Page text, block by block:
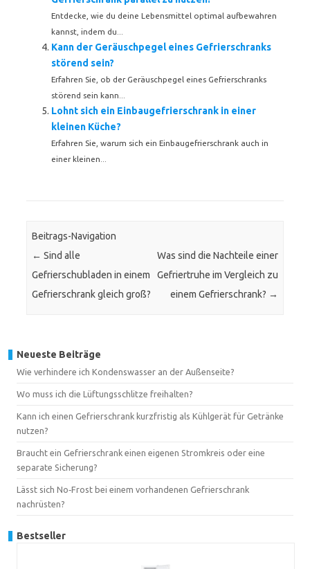
Entdecke, wie du deine Lebensmittel optimal aufbewahren
kannst, indem du...
Kann der Geräuschpegel eines Gefrierschranks
störend sein?
Erfahren Sie, ob der Geräuschpegel eines Gefrierschranks
störend sein kann...
Lohnt sich ein Einbaugefrierschrank in einer
kleinen Küche?
Erfahren Sie, warum sich ein Einbaugefrierschrank auch in
einer kleinen...
Beitrags-Navigation
← Sind alle
Gefrierschubladen in einem
Gefrierschrank gleich groß?
Was sind die Nachteile einer
Gefriertruhe im Vergleich zu
einem Gefrierschrank? →
Neueste Beiträge
Wie verhindere ich Kondenswasser an der Außenseite?
Wo muss ich die Lüftungsschlitze freihalten?
Kann ich einen Gefrierschrank kurzfristig als Kühlgerät für Getränke
nutzen?
Braucht ein Gefrierschrank einen eigenen Stromkreis oder eine
separate Sicherung?
Lässt sich No‑Frost bei einem vorhandenen Gefrierschrank
nachrüsten?
Bestseller